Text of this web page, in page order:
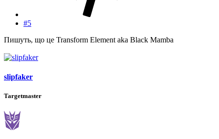
#5
Пишуть, що це Transform Element aka Black Mamba
slipfaker
Targetmaster